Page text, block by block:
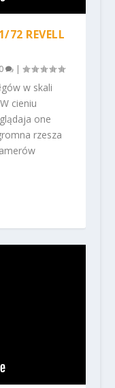
72 REVELL
0 |
w skali
cieniu
one
rzesza